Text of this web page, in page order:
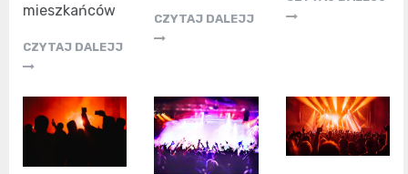
mieszkańców
CZYTAJ DALEJJ
CZYTAJ DALEJJ